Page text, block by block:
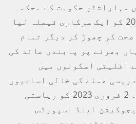
مہاراشٹر حکومت کے محکمہ
خزانہ نے 4 مئی 2020 کو ایک سرکاری فیصلہ لیا
کو چھوڑ کر دیگر تمام
بھرنے پر پابندی عائد کی
اقلیتی اسکولوں میں
عملے کی خالی اسامیوں
میں اضافہ ہوا ہے۔ 2 فروری 2023 کو ریاستی
اینڈ اسپورٹس